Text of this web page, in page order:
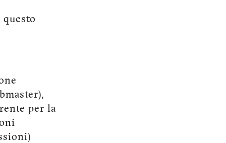
per la